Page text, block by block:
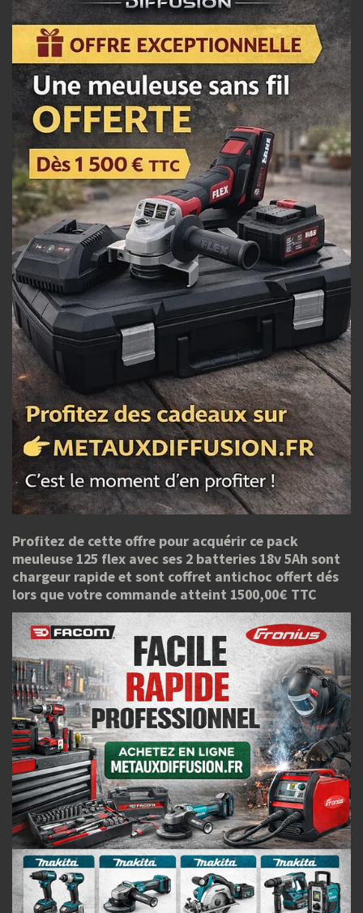
Profitez de cette offre pour acquérir ce pack
meuleuse 125 flex avec ses 2 batteries 18v 5Ah sont
chargeur rapide et sont coffret antichoc offert dés
lors que votre commande atteint 1500,00€ TTC